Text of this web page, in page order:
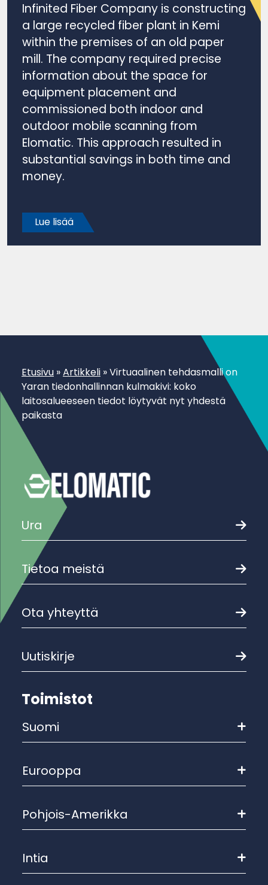
Infinited Fiber Company is constructing
a large recycled fiber plant in Kemi
within the premises of an old paper
mill. The company required precise
information about the space for
equipment placement and
commissioned both indoor and
outdoor mobile scanning from
Elomatic. This approach resulted in
substantial savings in both time and
money.
Lue lisää
Etusivu »Artikkeli »Virtuaalinen tehdasmalli on
Yaran tiedonhallinnan kulmakivi: koko
laitosalueeseen tiedot löytyvät nyt yhdestä
paikasta
Ura
Tietoa meistä
Ota yhteyttä
Uutiskirje
Toimistot
Suomi
Eurooppa
Pohjois-Amerikka
Intia